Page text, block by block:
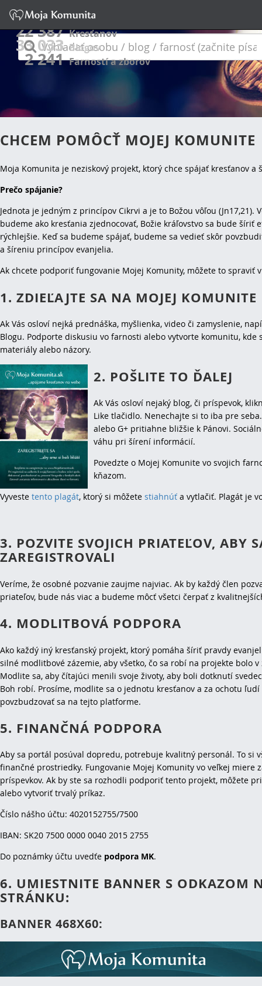
22 387 Kresťanov
33 033 Blogov
2 241 Farností a zborov
Vyhľadať
osobu
/
farnosť
písať)
CHCEM POMÔCŤ MOJEJ KOMUNITE
Moja Komunita je neziskový projekt, ktorý chce spájať kresťanov a
Prečo spájanie?
Jednota je jedným z princípov Cikrvi a je to Božou vôľou (Jn17,21).
budeme ako kresťania zjednocovať, Božie kráľovstvo sa bude šíriť
rýchlejšie. Keď sa budeme spájať, budeme sa vedieť skôr
a šíreniu princípov evanjelia.
Ak chcete podporiť fungovanie Mojej Komunity, môžete to spraviť
1. ZDIEĽAJTE SA NA MOJEJ KOMUNITE
Ak Vás osloví nejká prednáška, myšlienka, video či zamyslenie,
Blogu. Podporte diskusiu vo farnosti alebo vytvorte komunitu, kde
materiály alebo názory.
2. POŠLITE TO ĎALEJ
Ak Vás osloví nejaký blog, či príspevok,
Like tlačidlo. Nenechajte si to iba pre seba.
alebo G+ pritiahne bližšie k Pánovi.
váhu pri šírení informácií.
Povedzte o Mojej Komunite vo svojich
kňazom.
Vyveste tento plagát, ktorý si môžete stiahnúť a vytlačiť. Plagát je
3. POZVITE SVOJICH PRIATEĽOV, ABY
ZAREGISTROVALI
Veríme, že osobné pozvanie zaujme najviac. Ak by každý člen
priateľov, bude nás viac a budeme môcť všetci čerpať z
4. MODLITBOVÁ PODPORA
Ako každý iný kresťanský projekt, ktorý pomáha šíriť pravdy
silné modlitbové zázemie, aby všetko, čo sa robí na projekte bolo v
Modlite sa, aby čítajúci menili svoje životy, aby boli dotknutí
Boh robí. Prosíme, modlite sa o jednotu kresťanov a za ochotu
povzbudzovať sa na tejto platforme.
5. FINANČNÁ PODPORA
Aby sa portál posúval dopredu, potrebuje kvalitný personál. To si
finančné prostriedky. Fungovanie Mojej Komunity vo veľkej miere
príspevkov. Ak by ste sa rozhodli podporiť tento projekt, môžete
alebo vytvoriť trvalý príkaz.
Číslo nášho účtu: 4020152755/7500
IBAN: SK20 7500 0000 0040 2015 2755
Do poznámky účtu uvedťe podpora MK.
6. UMIESTNITE BANNER S ODKAZOM
STRÁNKU:
BANNER 468X60: